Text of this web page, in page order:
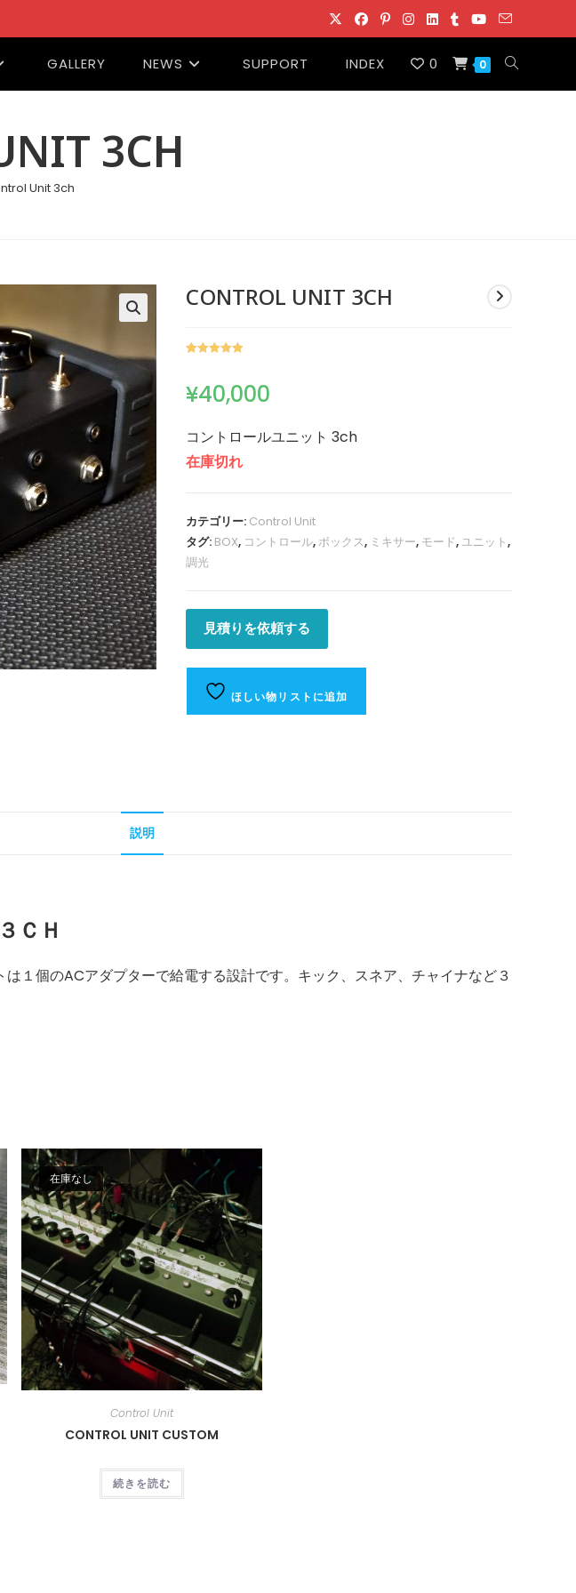
GALLERY NEWS SUPPORT INDEX 0 0 ウ
を
3CH
Unit 3ch
CONTROL UNIT 3CH
く5段階評
5.00
¥40,000
コントロールユニット 3ch
在庫切れ
カテゴリー: Control Unit
タグ: BOX, コントロール, ボックス, ミキサー, モード,ユニット,
調光
見積りを依頼する
ほしい物リストに追加
説明
ＣＨ
１個のACアダプターで給電する設計です。キック、スネア、チャイナなど３
在庫なし
Control Unit
CONTROL UNIT CUSTOM
続きを読む